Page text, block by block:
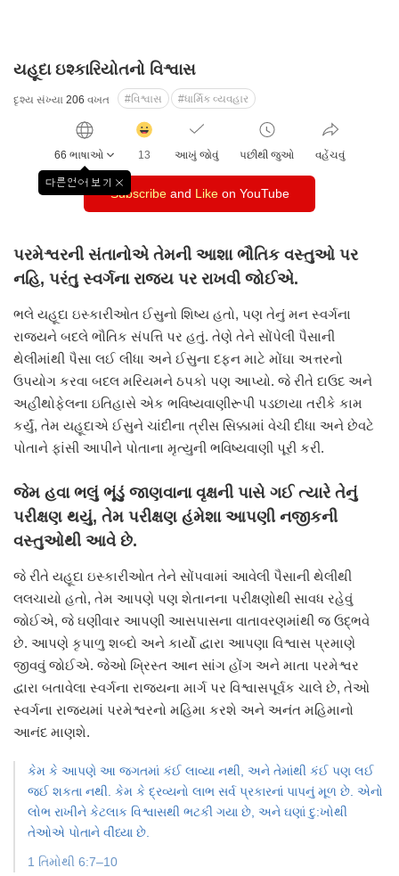
યહૂદા ઇશ્કારિયોતનો વિશ્વાસ
દૃશ્ય સંખ્યા 206 વખત #વિશ્વાસ #ધાર્મિક વ્યવહાર
66 ભાષાઓ
다른언어 보기
창
릭
수
13 આખું જોવું પછીથી જુઓ વહેંચવું
Subscribeand Likeon YouTube
પરમેશ્વરની સંતાનોએ તેમની આશા ભૌતિક વસ્તુઓ પર
નહિ, પરંતુ સ્વર્ગના રાજ્ય પર રાખવી જોઈએ.
ભલે યહૂદા ઇસ્કારીઓત ઈસુનો શિષ્ય હતો, પણ તેનું મન સ્વર્ગના
રાજ્યને બદલે ભૌતિક સંપત્તિ પર હતું. તેણે તેને સોંપેલી પૈસાની
થેલીમાંથી પૈસા લઈ લીધા અને ઈસુના દફન માટે મોંઘા અત્તરનો
ઉપયોગ કરવા બદલ મરિયમને ઠપકો પણ આપ્યો. જે રીતે દાઉદ અને
અહીથોફેલના ઇતિહાસે એક ભવિષ્યવાણીરૂપી પડછાયા તરીકે કામ
કર્યું, તેમ યહૂદાએ ઈસુને ચાંદીના ત્રીસ સિક્કામાં વેચી દીધા અને છેવટે
પોતાને ફાંસી આપીને પોતાના મૃત્યુની ભવિષ્યવાણી પૂરી કરી.
જેમ હવા ભલું ભૂંડું જાણવાના વૃક્ષની પાસે ગઈ ત્યારે તેનું
પરીક્ષણ થયું, તેમ પરીક્ષણ હંમેશા આપણી નજીકની
વસ્તુઓથી આવે છે.
જે રીતે યહૂદા ઇસ્કારીઓત તેને સોંપવામાં આવેલી પૈસાની થેલીથી
લલચાયો હતો, તેમ આપણે પણ શેતાનના પરીક્ષણોથી સાવધ રહેવું
જોઈએ, જે ઘણીવાર આપણી આસપાસના વાતાવરણમાંથી જ ઉદ્ભવે
છે. આપણે કૃપાળુ શબ્દો અને કાર્યો દ્વારા આપણા વિશ્વાસ પ્રમાણે
જીવવું જોઈએ. જેઓ ખ્રિસ્ત આન સાંગ હોંગ અને માતા પરમેશ્વર
દ્વારા બતાવેલા સ્વર્ગના રાજ્યના માર્ગ પર વિશ્વાસપૂર્વક ચાલે છે, તેઓ
સ્વર્ગના રાજ્યમાં પરમેશ્વરનો મહિમા કરશે અને અનંત મહિમાનો
આનંદ માણશે.
કેમ કે આપણે આ જગતમાં કંઈ લાવ્યા નથી, અને તેમાંથી કંઈ પણ લઈ
જઈ શકતા નથી. કેમ કે દ્રવ્યનો લાભ સર્વ પ્રકારનાં પાપનું મૂળ છે. એનો
લોભ રાખીને કેટલાક વિશ્વાસથી ભટકી ગયા છે, અને ઘણાં દુ:ખોથી
તેઓએ પોતાને વીંધ્યા છે.
1 તિમોથી 6:7–10